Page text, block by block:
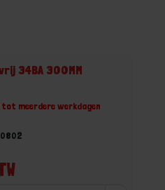
34BA 300MM
meerdere werkdagen